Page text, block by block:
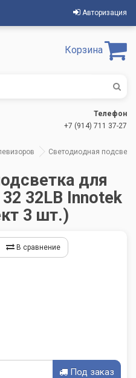
Авторизация
Корзина
Телефон
+7 (914) 711 37-27
Светодиодная
для
32LB Innotek
3 шт.)
В сравнение
Под заказ